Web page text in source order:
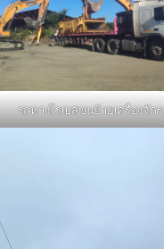
รถหางโรเบสขนย้ายเครื่องจักร